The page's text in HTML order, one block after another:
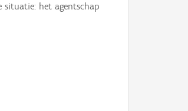
het agentschap